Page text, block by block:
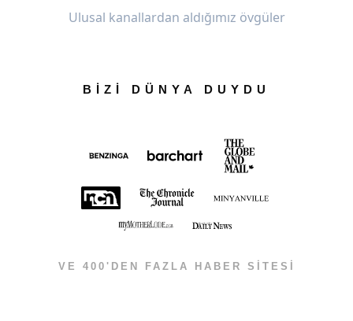
Ulusal kanallardan aldığımız övgüler
BİZİ DÜNYA DUYDU
VE 400'DEN FAZLA HABER SİTESİ